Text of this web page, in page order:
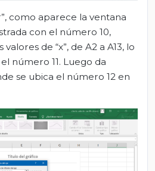
como aparece la ventana
con el número 10,
de “x”, de A2 a A13, lo
número 11. Luego da
se ubica el número 12 en